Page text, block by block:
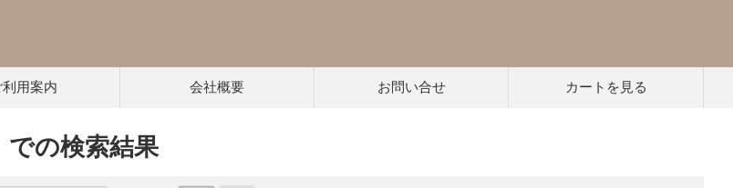
利用案内 会社概要 お問い合せ カートを見る
での検索結果